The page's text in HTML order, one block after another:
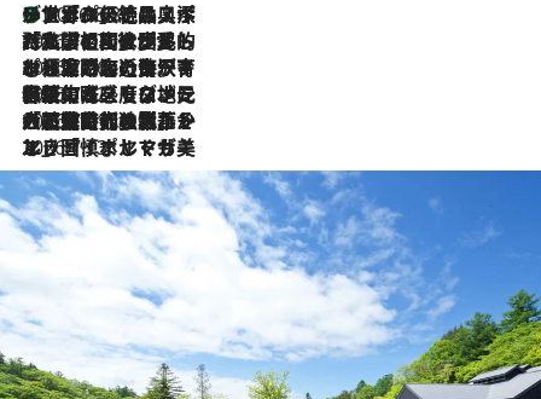
2026.8.8
リスボンの絶品スイーツ「パステル・デ・ナタ」とは？ポルトガル伝統の奥深い世界へ
2026.7.27
「私の祖国はポルトガル語です」国民的詩人フェルナンド・ペソアと、彼が愛した文学の街を歩く
2026.7.26
ポルトガル近海が育む極上の海の幸。キリリと冷えた白ワインと愉しむ、シーフード専門店の贅沢
2026.7.22
伝統の味をモダンに昇華。高感度な地元客が集う、リスボンの最旬ガストロノミー
2026.7.21
大航海時代の栄華から、震災、独裁、そして革命へ。ポルトガル・首都リスボンの石畳に刻まれた「歴史の光と影」
2026.7.13
エッセイ・ヤマザキマリ「慎ましくも美しき国 ポルトガル」